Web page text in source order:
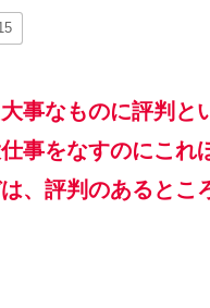
事なものに評判と
事をなすのにこれ
、評判のあるとこ